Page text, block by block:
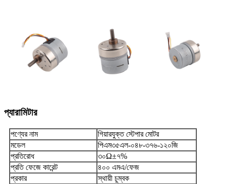
প্যারামিটার
পণ্যের নাম
গিয়ারযুক্ত স্টেপার মোটর
মডেল
পিএম৩৫এল-০৪৮-৩৭৬-১২০জি
প্রতিরোধ
৩০Ω±৭%
প্রতি ফেজে কারেন্ট
৪০০ এমএ/ফেজ
প্রকার
স্থায়ী চুম্বক